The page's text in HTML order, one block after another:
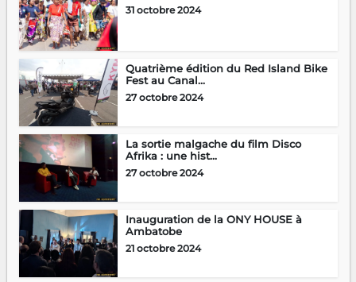
31 octobre 2024
Quatrième édition du Red Island Bike
Fest au Canal...
27 octobre 2024
La sortie malgache du film Disco
Afrika : une hist...
27 octobre 2024
Inauguration de la ONY HOUSE à
Ambatobe
21 octobre 2024